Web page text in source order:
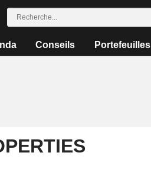
Conseils Portefeuilles